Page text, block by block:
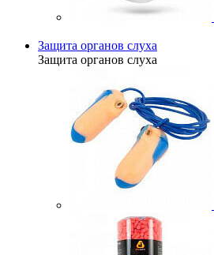
Защита органов слуха
Защита органов слуха